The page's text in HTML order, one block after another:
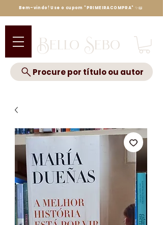
Bello Sebo
Procure por título ou autor
Bem-vindo! Use o cupom "PRIMEIRACOMPRA" ✨📖